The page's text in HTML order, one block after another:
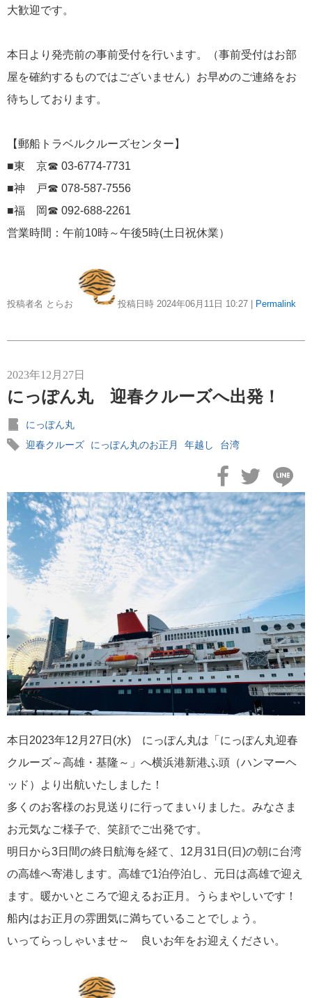
大歓迎です。
本日より発売前の事前受付を行います。（事前受付はお部
屋を確約するものではございません）お早めのご連絡をお
待ちしております。
【郵船トラベルクルーズセンター】
■東 京☎ 03-6774-7731
■神 戸☎ 078-587-7556
■福 岡☎ 092-688-2261
営業時間：午前10時～午後5時(土日祝休業）
投稿者名 とらお 投稿日時 2024年06月11日 10:27 | Permalink
2023年12月27日
にっぽん丸 迎春クルーズへ出発！
にっぽん丸
迎春クルーズ
にっぽん丸のお正月 年越し 台湾
本日2023年12月27日(水) にっぽん丸は「にっぽん丸迎春
クルーズ～高雄・基隆～」へ横浜港新港ふ頭（ハンマーヘ
ッド）より出航いたしました！
多くのお客様のお見送りに行ってまいりました。みなさま
お元気なご様子で、笑顔でご出発です。
明日から3日間の終日航海を経て、12月31日(日)の朝に台湾
の高雄へ寄港します。高雄で1泊停泊し、元日は高雄で迎え
ます。暖かいところで迎えるお正月。うらまやしいです！
船内はお正月の雰囲気に満ちていることでしょう。
いってらっしゃいませ～ 良いお年をお迎えください。
飛鳥II 2018年世界一周クルーズ
にっぽん丸
コースご案内
ぱしふぃっく びいなす
プリンセス・クルーズ
クリスタル・クルーズ
お知らせ
おすすめ情報
飛鳥Ⅲ
添乗レポート 40
日本のいいとこ 33
ロイヤル・カリビアン・クルーズ
海外クルーズプランナーのつぶやき 25
横浜通信 23
港の風景 19
クルーズ関連番組
神戸通信
ニュースリリース 8
ふじ丸
オーシャニア・クルーズ